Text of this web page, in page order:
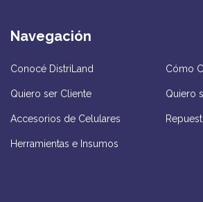
Navegación
Conocé DistriLand Cómo
Quiero ser Cliente Quiero
Accesorios de Celulares
Herramientas e Insumos